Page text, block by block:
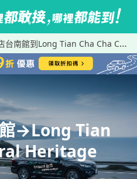
館到Long Tian Cha Cha Cultural Heritage Area
→Long Tian
Heritage